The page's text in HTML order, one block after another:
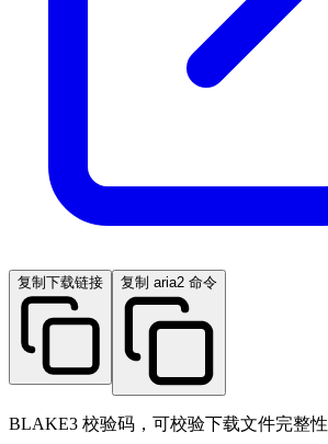
复制下载链接 复制 aria2 命令
BLAKE3 校验码，可校验下载文件完整性